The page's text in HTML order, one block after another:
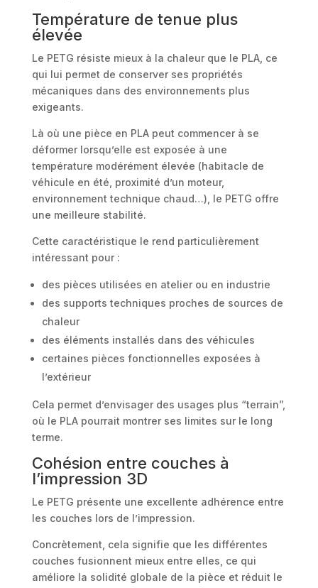
Température de tenue plus
élevée
Le PETG résiste mieux à la chaleur que le PLA, ce
qui lui permet de conserver ses propriétés
mécaniques dans des environnements plus
exigeants.
Là où une pièce en PLA peut commencer à se
déformer lorsqu’elle est exposée à une
température modérément élevée (habitacle de
véhicule en été, proximité d’un moteur,
environnement technique chaud…), le PETG offre
une meilleure stabilité.
Cette caractéristique le rend particulièrement
intéressant pour :
des pièces utilisées en atelier ou en industrie
des supports techniques proches de sources de
chaleur
des éléments installés dans des véhicules
certaines pièces fonctionnelles exposées à
l’extérieur
Cela permet d’envisager des usages plus “terrain”,
où le PLA pourrait montrer ses limites sur le long
terme.
Cohésion entre couches à
l’impression 3D
Le PETG présente une excellente adhérence entre
les couches lors de l’impression.
Concrètement, cela signifie que les différentes
couches fusionnent mieux entre elles, ce qui
améliore la solidité globale de la pièce et réduit le